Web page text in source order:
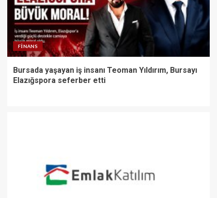
FINANS
Bursada yaşayan iş insanı Teoman Yıldırım, Bursayı
Elazığspora seferber etti